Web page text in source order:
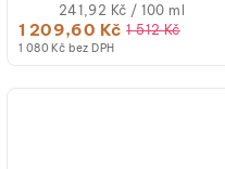
1 080 Kč bez DPH
1 209,60 Kč 1 512 Kč
Měrná
cena:
241,92 Kč / 100 ml
tiskárny...